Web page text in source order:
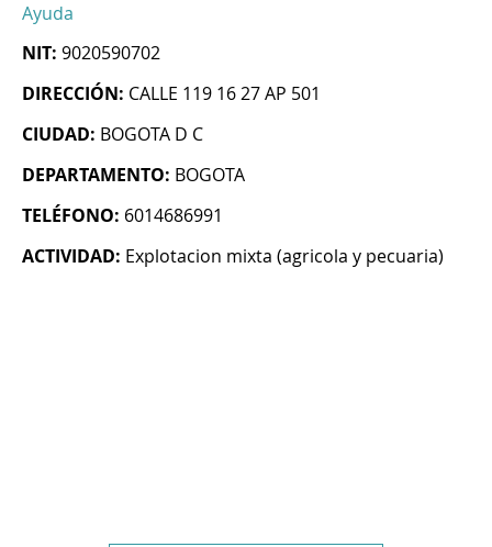
Ayuda
NIT: 9020590702
DIRECCIÓN: CALLE 119 16 27 AP 501
CIUDAD: BOGOTA D C
DEPARTAMENTO: BOGOTA
TELÉFONO: 6014686991
ACTIVIDAD: Explotacion mixta (agricola y pecuaria)